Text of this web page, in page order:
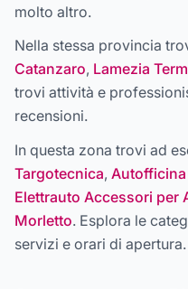
molto altro.
Nella stessa provincia
Catanzaro, Lamezia
trovi attività e
recensioni.
In questa zona trovi ad
Targotecnica, Autofficina
Elettrauto Accessori per
Morletto. Esplora le
servizi e orari di apertura.